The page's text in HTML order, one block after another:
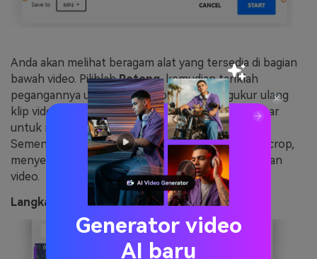
Anda akan melihat beragam alat yang tersedia di bagian
bawah video. PilihlahPotong, kemudian tariklah
pegangannya untuk menghapus dan mengukur ulang
klip video Anda. Selain itu, gunakanlah tombol putar
untuk memilih bagian video yang akan di potong.
Sementara itu, Anda akan melihat opsi untuk me-crop,
menyesuaikan efek, merotasi, dan juga membalikkan
video.
Langkah 4. Simpan video.
Generator video
AI baru